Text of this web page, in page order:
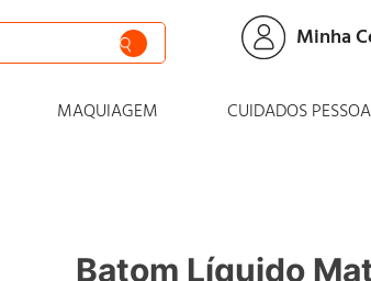
Minha
MAQUIAGEM CUIDADOS
Batom Líquido